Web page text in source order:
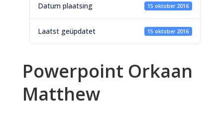
Datum plaatsing 15 oktober 2016
Laatst geüpdatet 15 oktober 2016
Powerpoint Orkaan
Matthew